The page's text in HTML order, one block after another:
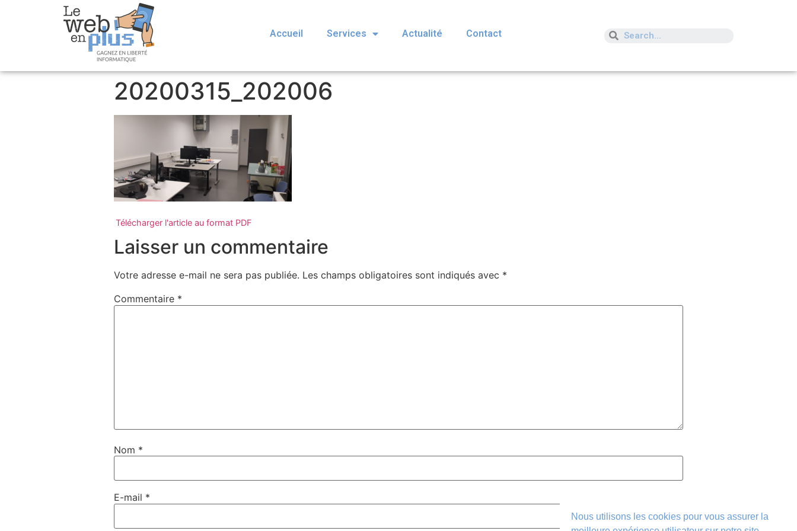
Nous utilisons les cookies pour vous assurer la
Accueil Services Actualité Contact
20200315_202006
Télécharger l'article au format PDF
Laisser un commentaire
Votre adresse e-mail ne sera pas publiée. Les champs obligatoires sont indiqués avec *
Commentaire *
Nom *
E-mail *